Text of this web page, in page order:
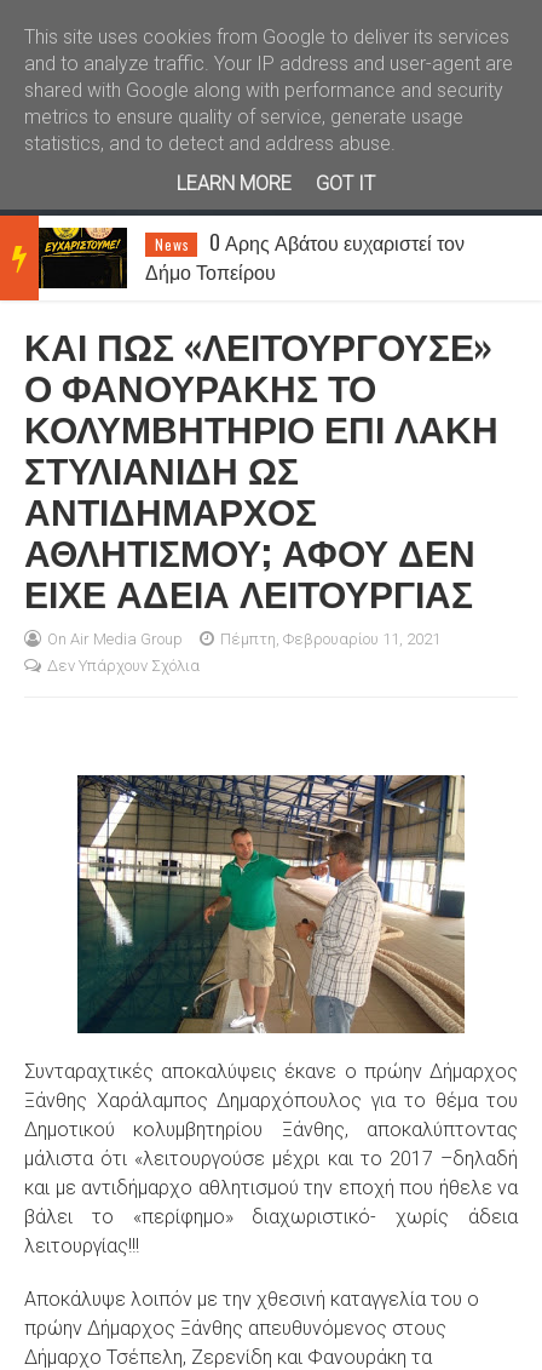
Καλώς ήλθατε Kral News
BRE
AKIN
NEW
News
O Αρης Αβάτου ευχαριστεί τον
Δήμο Τοπείρου
ΚΑΙ ΠΩΣ «ΛΕΙΤΟΥΡΓΟΥΣΕ»
Ο ΦΑΝΟΥΡΑΚΗΣ ΤΟ
ΚΟΛΥΜΒΗΤΗΡΙΟ ΕΠΙ ΛΑΚΗ
ΣΤΥΛΙΑΝΙΔΗ ΩΣ
ΑΝΤΙΔΗΜΑΡΧΟΣ
ΑΘΛΗΤΙΣΜΟΥ; ΑΦΟΥ ΔΕΝ
ΕΙΧΕ ΑΔΕΙΑ ΛΕΙΤΟΥΡΓΙΑΣ
On Air Media Group
Πέμπτη, Φεβρουαρίου 11, 2021
Δεν Υπάρχουν Σχόλια
Συνταραχτικές αποκαλύψεις έκανε ο πρώην Δήμαρχος
Ξάνθης Χαράλαμπος Δημαρχόπουλος για το θέμα του
Δημοτικού κολυμβητηρίου Ξάνθης, αποκαλύπτοντας
μάλιστα ότι «λειτουργούσε μέχρι και το 2017 –δηλαδή
και με αντιδήμαρχο αθλητισμού την εποχή που ήθελε να
βάλει το «περίφημο» διαχωριστικό- χωρίς άδεια
λειτουργίας!!!
Αποκάλυψε λοιπόν με την χθεσινή καταγγελία του ο
πρώην Δήμαρχος Ξάνθης απευθυνόμενος στους
Δήμαρχο Τσέπελη, Ζερενίδη και Φανουράκη τα
This site uses cookies from Google to deliver its services
and to analyze traffic. Your IP address and user-agent are
shared with Google along with performance and security
metrics to ensure quality of service, generate usage
statistics, and to detect and address abuse.
LEARN MORE
GOT IT